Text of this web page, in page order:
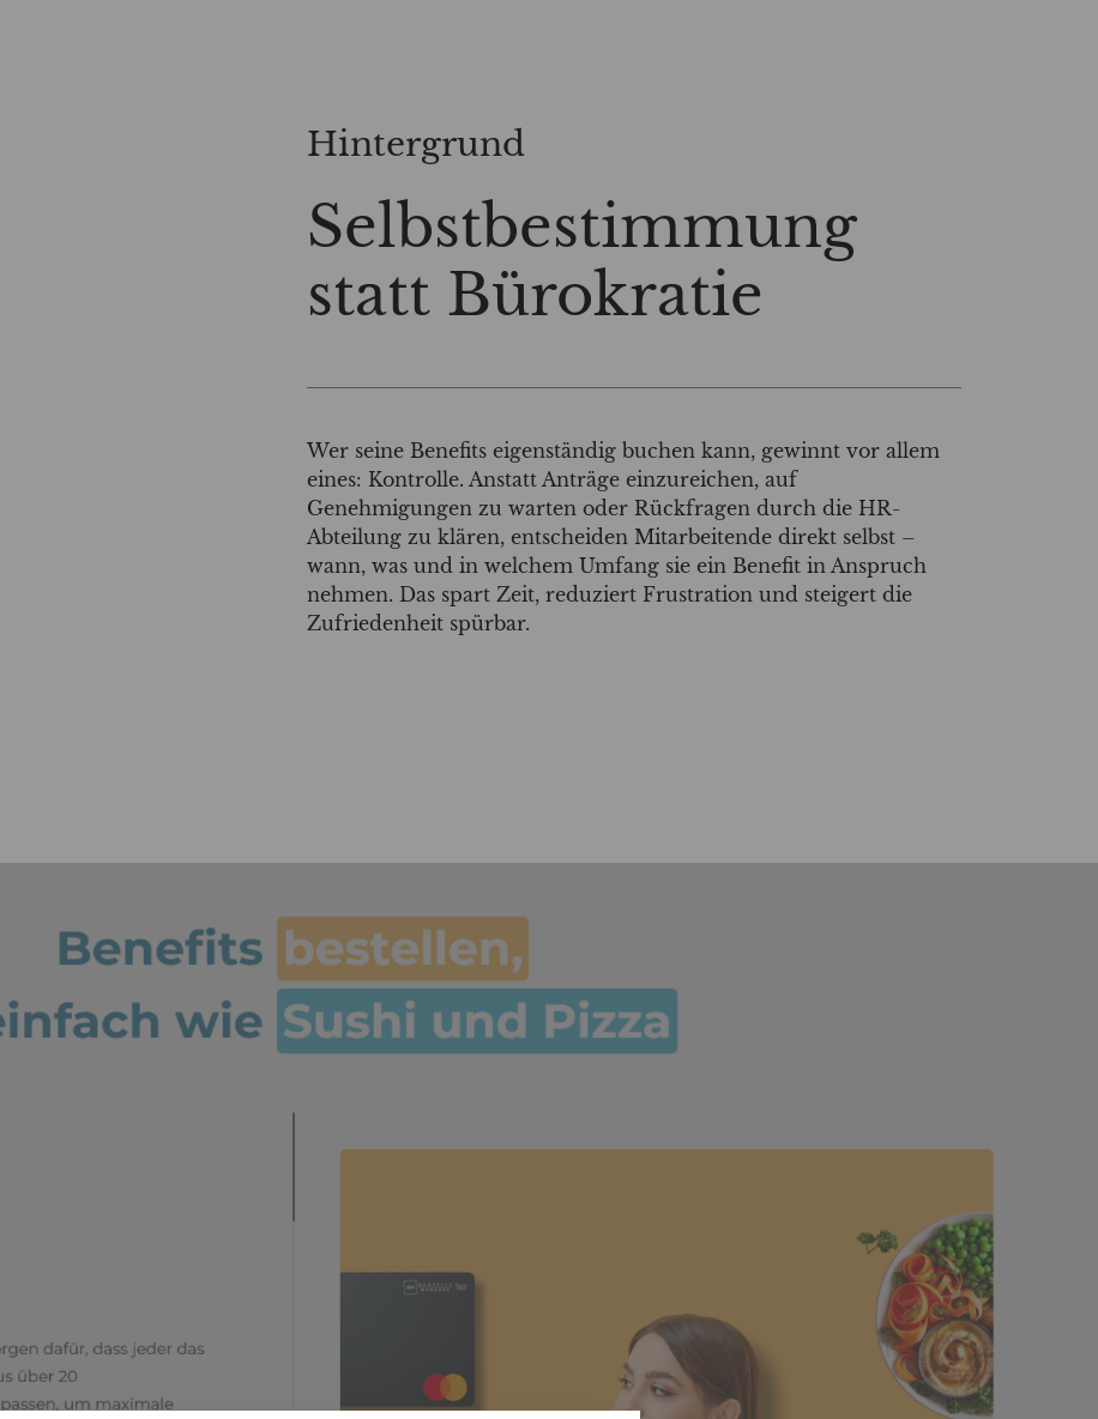
Hintergrund
Selbstbestimmung
statt Bürokratie
Wer seine Benefits eigenständig buchen kann, gewinnt vor allem
eines: Kontrolle. Anstatt Anträge einzureichen, auf
Genehmigungen zu warten oder Rückfragen durch die HR-
Abteilung zu klären, entscheiden Mitarbeitende direkt selbst –
wann, was und in welchem Umfang sie ein Benefit in Anspruch
nehmen. Das spart Zeit, reduziert Frustration und steigert die
Zufriedenheit spürbar.